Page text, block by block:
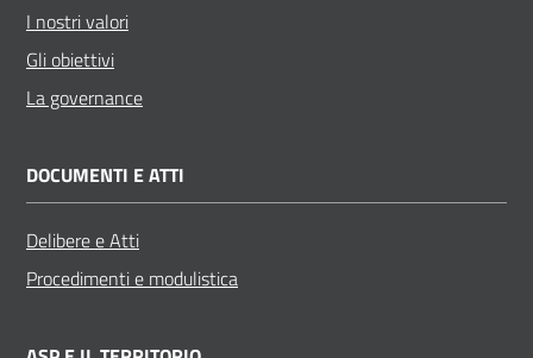
I nostri valori
Gli obiettivi
La governance
DOCUMENTI E ATTI
Delibere e Atti
Procedimenti e modulistica